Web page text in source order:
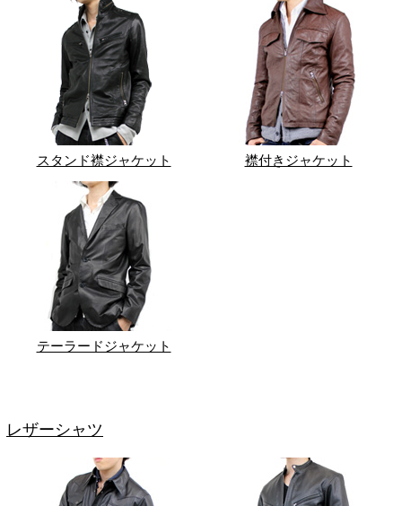
スタンド襟ジャケット 襟付きジャケット
テーラードジャケット
レザーシャツ